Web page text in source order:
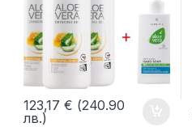
123,17€ (240.90
лв.)